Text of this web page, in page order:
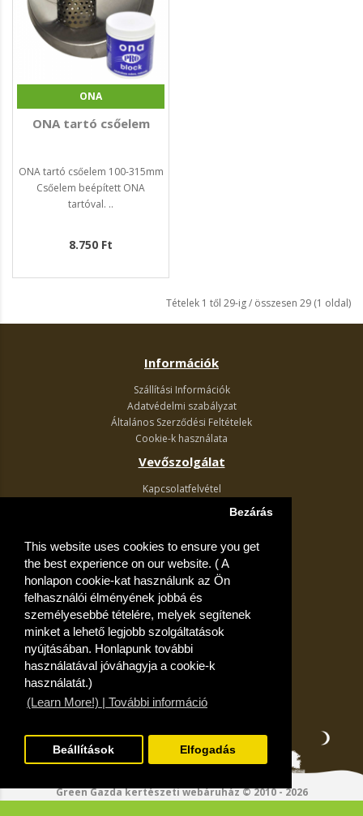
This website uses cookies to ensure you get
the best experience on our website. ( A
honlapon cookie-kat használunk az Ön
felhasználói élményének jobbá és
személyesebbé tételére, melyek segítenek
minket a lehető legjobb szolgáltatások
nyújtásában. Honlapunk további
használatával jóváhagyja a cookie-k
használatát.)
(Learn More!) | További információ
Bezárás
Beállítások Elfogadás
ONA
ONA tartó csőelem
ONA tartó csőelem 100-315mm
Csőelem beépített ONA
tartóval. ..
8.750 Ft
Tételek 1 től 29-ig / összesen 29 (1 oldal)
Információk
Szállítási Információk
Adatvédelmi szabályzat
Általános Szerződési Feltételek
Cookie-k használata
Vevőszolgálat
Kapcsolatfelvétel
Akciós ajánlatok
Fiók
Kívánságlista
Green Gazda kertészeti webáruház © 2010 - 2026